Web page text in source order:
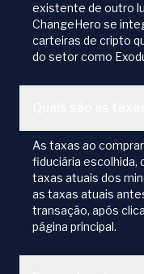
existente de outro
ChangeHero se
carteiras de cripto
do setor como
As taxas ao
fiduciária escolhida,
taxas atuais dos
as taxas atuais
transação, após
página principal.